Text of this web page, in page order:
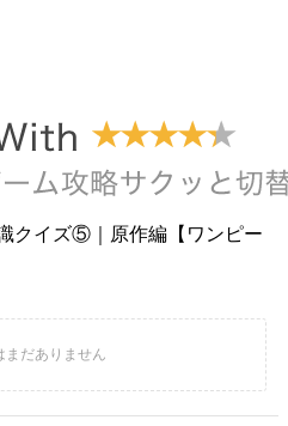
クイズ⑤｜原作編【ワンピー